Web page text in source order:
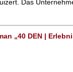
Das
„40 DEN |